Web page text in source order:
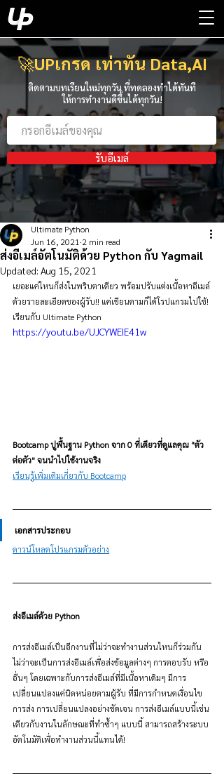
🚀UPเกรด เท่าทัน Data,AI
ติดตามบทเรียนใหม่ทุกวัน ที่ทดลองทำได้ทันที
ให้การทำงานดีขึ้นได้ทุกวัน!
รับอีเมล์
ส่งอีเมล์อัตโนมัติด้วย Python กับ Yagmail
Ultimate Python
Jun 16, 2021 2 min read
Updated: Aug 15, 2021
เยอะแค่ไหนก็ส่งในพริบตาเดียว พร้อมปรับแต่งเนื้อหาอีเมล์
ด้วยรายละเอียดของผู้รับ!! แค่เขียนตามก็ได้โรปแกรมไปใช้!
เรียนกับ Ultimate Python
https://youtu.be/UJCYWEIE41w
Bootcamp ปูพื้นฐาน Python จาก 0 ที่เดียวที่ดูแลคุณ "ตัว
ต่อตัว" จนนำไปใช้งานจริง
เรียนรู้เพิ่มเติมเกี่ยวกับ Bootcamp
เอกสารประกอบ
ดาวน์โหลดโปรแกรมตัวอย่าง
ส่งอีเมล์ด้วย Python
การส่งอีเมล์เป็นอีกงานที่ไม่ว่าจะทำงานส่วนไหนก็ร่วมกัน
ไม่ว่าจะเป็นการส่งอีเมล์เพื่อส่งข้อมูลต่างๆ การตอบรับ หรือ
อื่นๆ โดยเฉพาะกับการส่งอีเมล์ที่มีเนื้อหาเดิมๆ มีการ
เปลี่ยนแปลงแค่นิดหน่อยตามผู้รับ ที่มีการกำหนดเงื่อนไข
การส่ง การเปลี่ยนแปลงอย่างชัดเจน การส่งอีเมล์แบบนี้เช่น
เดียวกับงานในลักษณะที่ทำซ้ำๆ แบบนี้ สามารถสร้างระบบ
อัตโนมัติเพื่อทำงานส่วนนี้แทนได้!